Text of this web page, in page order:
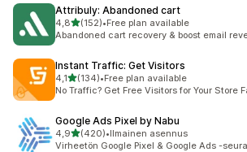
Attribuly: Abandoned cart
4,8/ 5 tähteä
(152)
152 arvostelua yhteensä
•Free plan available
Abandoned cart recovery & boost email
Instant Traffic: Get Visitors
4,1/ 5 tähteä
(134)
134 arvostelua yhteensä
•Free plan available
No Traffic? Get Free Visitors for Your Store
Google Ads Pixel by Nabu
4,9/ 5 tähteä
(420)
420 arvostelua yhteensä
•Ilmainen asennus
Virheetön Google Pixel & Google Ads -